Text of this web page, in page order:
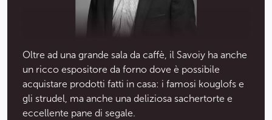
Oltre ad una grande sala da caffè, il Savoiy ha anche
un ricco espositore da forno dove è possibile
acquistare prodotti fatti in casa: i famosi kouglofs e
gli strudel, ma anche una deliziosa sachertorte e
eccellente pane di segale.